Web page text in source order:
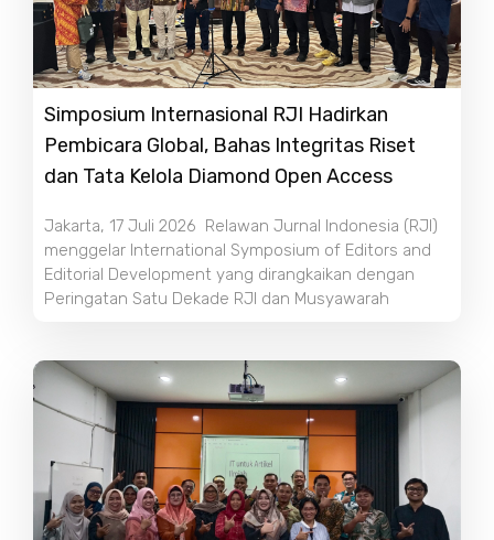
Simposium Internasional RJI Hadirkan
Pembicara Global, Bahas Integritas Riset
dan Tata Kelola Diamond Open Access
Jakarta, 17 Juli 2026 Relawan Jurnal Indonesia (RJI)
menggelar International Symposium of Editors and
Editorial Development yang dirangkaikan dengan
Peringatan Satu Dekade RJI dan Musyawarah